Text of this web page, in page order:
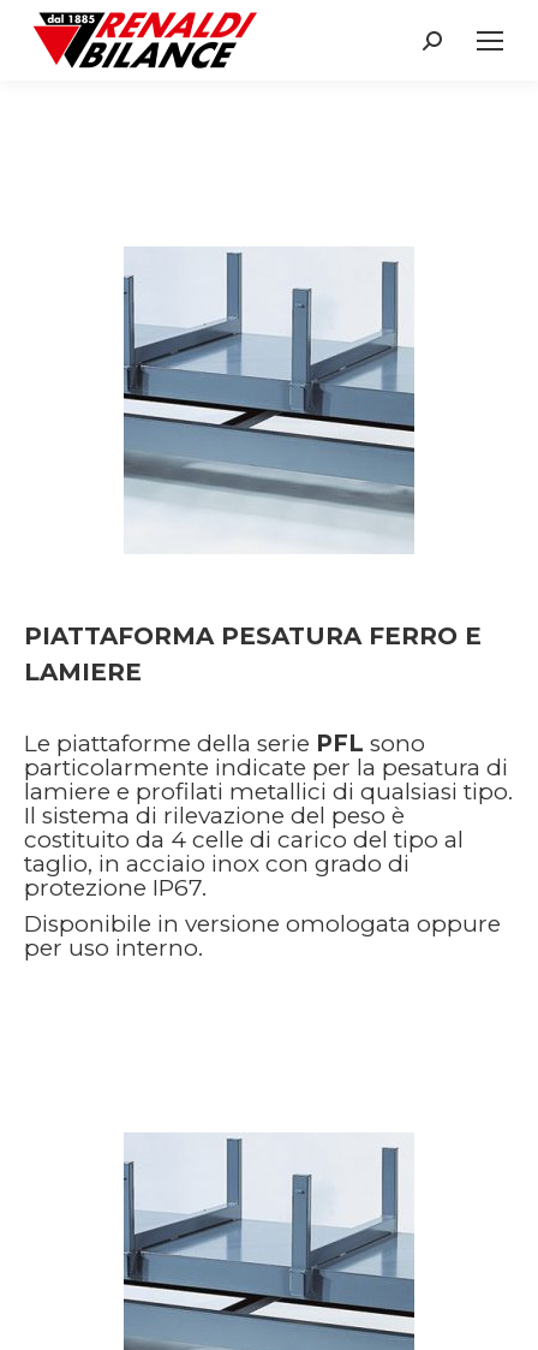
Search:
PIATTAFORMA PESATURA FERRO E
LAMIERE
Le piattaforme della serie PFL sono
particolarmente indicate per la pesatura di
lamiere e profilati metallici di qualsiasi tipo.
Il sistema di rilevazione del peso è
costituito da 4 celle di carico del tipo al
taglio, in acciaio inox con grado di
protezione IP67.
Disponibile in versione omologata oppure
per uso interno.